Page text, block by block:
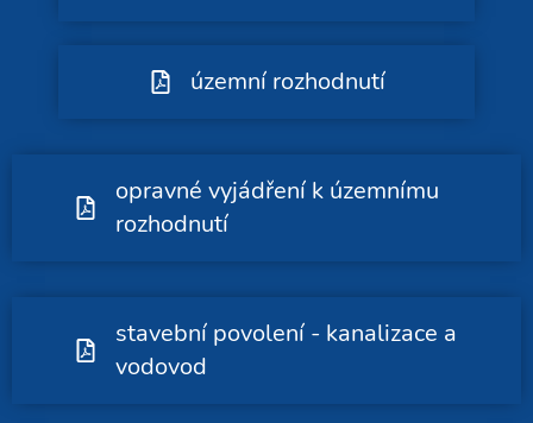
územní rozhodnutí
opravné vyjádření k územnímu
rozhodnutí
stavební povolení - kanalizace a
vodovod